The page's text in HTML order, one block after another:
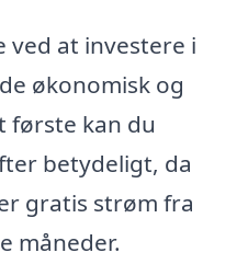
ved at investere i
økonomisk og
første kan du
betydeligt, da
gratis strøm fra
måneder.